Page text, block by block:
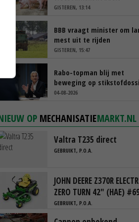
GISTEREN, 13:14
BBB vraagt minister om
mest uit te rijden
GISTEREN, 15:47
Rabo-topman blij met
beweging op
‘Verdienmodel van boeren
04-08-2026
OP MECHANISATIEMARKT.NL
Valtra T235 direct
GEBRUIKT, P.O.A.
JOHN DEERE Z370R
ZERO TURN 42" (HAE)
GEBRUIKT, P.O.A.